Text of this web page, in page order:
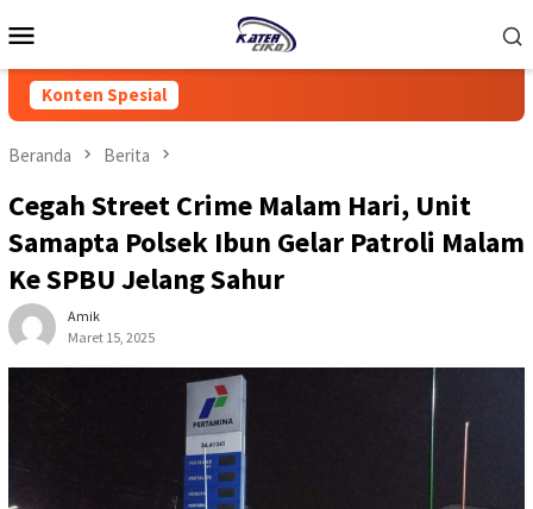
ke
Mobile
Konten Spesial
Beranda Berita
Cegah Street Crime Malam Hari, Unit
Samapta Polsek Ibun Gelar Patroli Malam
Ke SPBU Jelang Sahur
Amik
Maret 15, 2025